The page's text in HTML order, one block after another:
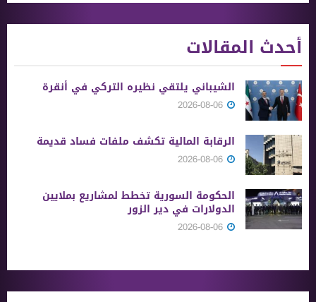
أحدث المقالات
الشيباني يلتقي نظيره التركي في أنقرة
الرقابة المالية تكشف ملفات فساد قديمة
الحكومة السورية تخطط لمشاريع بملايين
الدولارات في دير الزور